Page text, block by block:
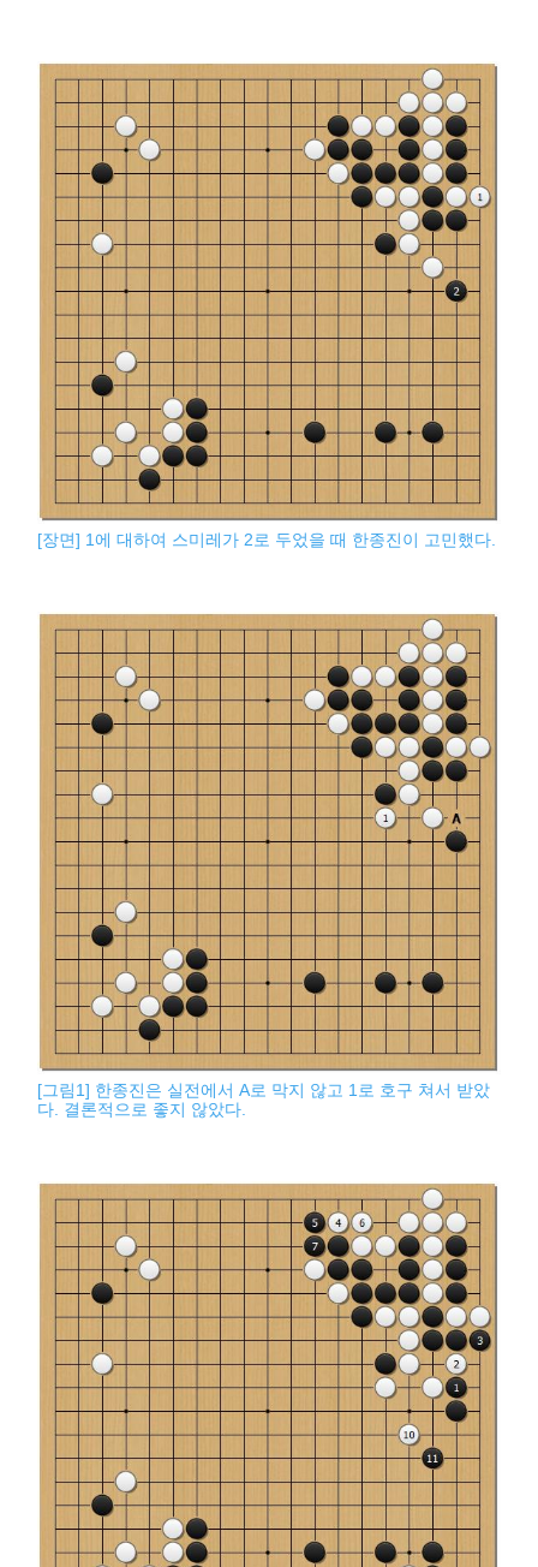
[장면] 1에 대하여 스미레가 2로 두었을 때 한종진이 고민했다.
[그림1] 한종진은 실전에서 A로 막지 않고 1로 호구 쳐서 받았
다. 결론적으로 좋지 않았다.